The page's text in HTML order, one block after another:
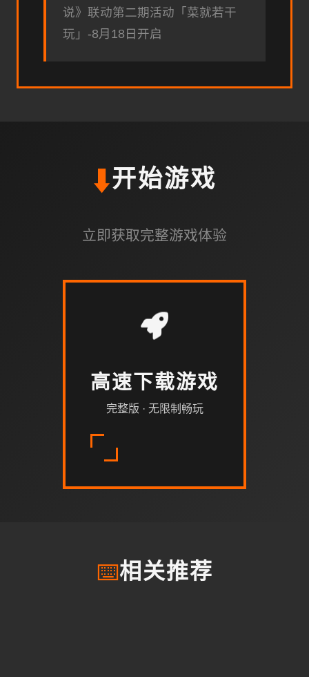
说》联动第二期活动「菜就若干
玩」-8月18日开启
⬇️开始游戏
立即获取完整游戏体验
高速下载游戏
完整版 · 无限制畅玩
⌨️相关推荐